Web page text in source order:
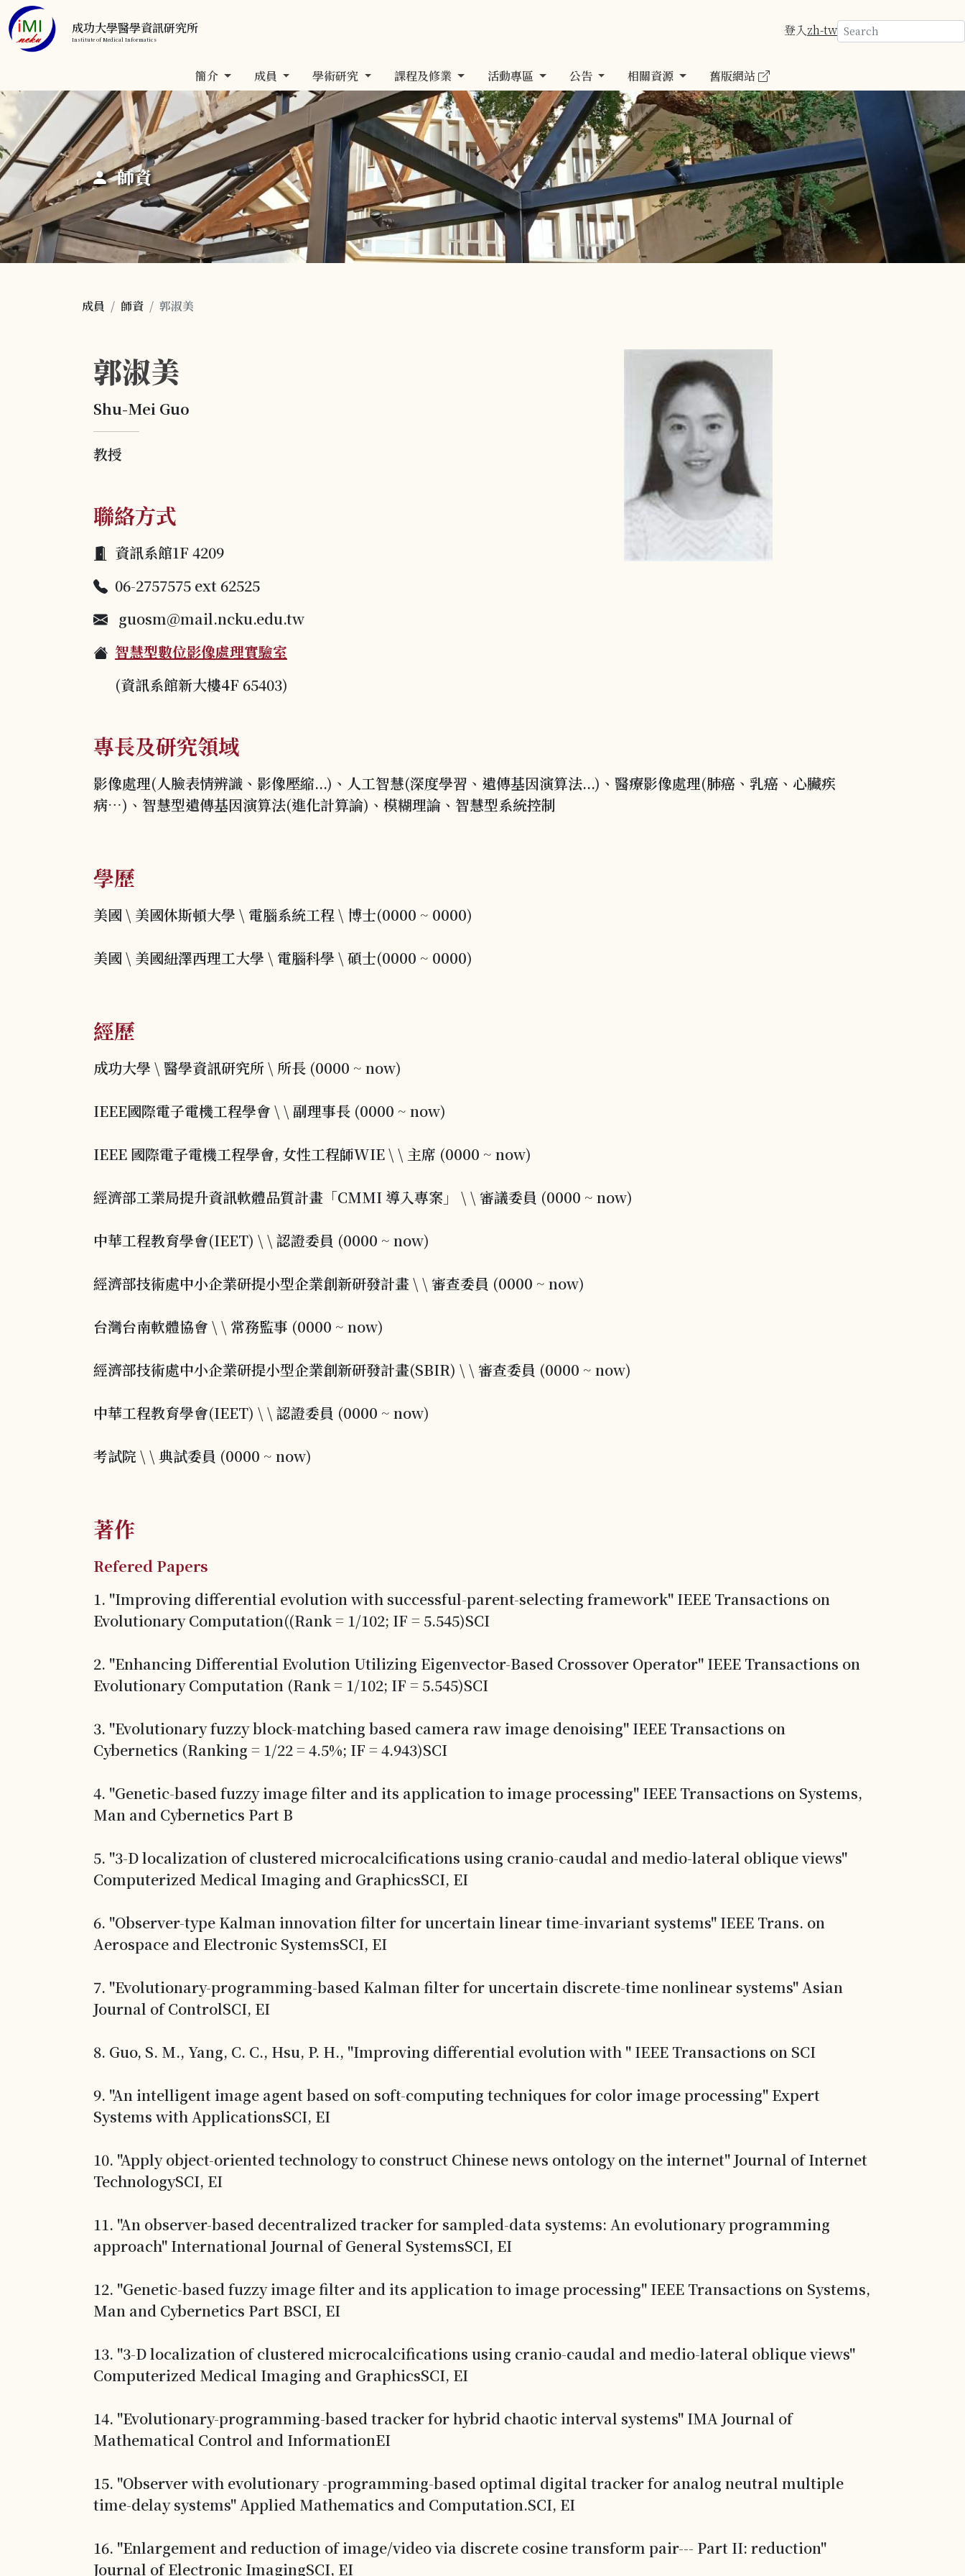
成功大學醫學資訊研究所
Institute of Medical Informatics
登入zh-tw
簡介 成員 學術研究 課程及修業 活動專區 公告 相關資源 舊版網站
師資
成員 師資 郭淑美
郭淑美
Shu-Mei Guo
教授
聯絡方式
資訊系館1F 4209
06-2757575 ext 62525
guosm@mail.ncku.edu.tw
智慧型數位影像處理實驗室
(資訊系館新大樓4F 65403)
專長及研究領域
影像處理(人臉表情辨識、影像壓縮...)、人工智慧(深度學習、遺傳基因演算法...)、醫療影像處理(肺癌、乳癌、心臟疾
病…)、智慧型遺傳基因演算法(進化計算論)、模糊理論、智慧型系統控制
學歷
美國 \ 美國休斯頓大學 \ 電腦系統工程 \ 博士(0000 ~ 0000)
美國 \ 美國紐澤西理工大學 \ 電腦科學 \ 碩士(0000 ~ 0000)
經歷
成功大學 \ 醫學資訊研究所 \ 所長 (0000 ~ now)
IEEE國際電子電機工程學會 \ \ 副理事長 (0000 ~ now)
IEEE 國際電子電機工程學會, 女性工程師WIE \ \ 主席 (0000 ~ now)
經濟部工業局提升資訊軟體品質計畫「CMMI 導入專案」 \ \ 審議委員 (0000 ~ now)
中華工程教育學會(IEET) \ \ 認證委員 (0000 ~ now)
經濟部技術處中小企業研提小型企業創新研發計畫 \ \ 審查委員 (0000 ~ now)
台灣台南軟體協會 \ \ 常務監事 (0000 ~ now)
經濟部技術處中小企業研提小型企業創新研發計畫(SBIR) \ \ 審查委員 (0000 ~ now)
中華工程教育學會(IEET) \ \ 認證委員 (0000 ~ now)
考試院 \ \ 典試委員 (0000 ~ now)
著作
Refered Papers
1. "Improving differential evolution with successful-parent-selecting framework" IEEE Transactions on
Evolutionary Computation((Rank = 1/102; IF = 5.545)SCI
2. "Enhancing Differential Evolution Utilizing Eigenvector-Based Crossover Operator" IEEE Transactions on
Evolutionary Computation (Rank = 1/102; IF = 5.545)SCI
3. "Evolutionary fuzzy block-matching based camera raw image denoising" IEEE Transactions on
Cybernetics (Ranking = 1/22 = 4.5%; IF = 4.943)SCI
4. "Genetic-based fuzzy image filter and its application to image processing" IEEE Transactions on Systems,
Man and Cybernetics Part B
5. "3-D localization of clustered microcalcifications using cranio-caudal and medio-lateral oblique views"
Computerized Medical Imaging and GraphicsSCI, EI
6. "Observer-type Kalman innovation filter for uncertain linear time-invariant systems" IEEE Trans. on
Aerospace and Electronic SystemsSCI, EI
7. "Evolutionary-programming-based Kalman filter for uncertain discrete-time nonlinear systems" Asian
Journal of ControlSCI, EI
8. Guo, S. M., Yang, C. C., Hsu, P. H., "Improving differential evolution with " IEEE Transactions on SCI
9. "An intelligent image agent based on soft-computing techniques for color image processing" Expert
Systems with ApplicationsSCI, EI
10. "Apply object-oriented technology to construct Chinese news ontology on the internet" Journal of Internet
TechnologySCI, EI
11. "An observer-based decentralized tracker for sampled-data systems: An evolutionary programming
approach" International Journal of General SystemsSCI, EI
12. "Genetic-based fuzzy image filter and its application to image processing" IEEE Transactions on Systems,
Man and Cybernetics Part BSCI, EI
13. "3-D localization of clustered microcalcifications using cranio-caudal and medio-lateral oblique views"
Computerized Medical Imaging and GraphicsSCI, EI
14. "Evolutionary-programming-based tracker for hybrid chaotic interval systems" IMA Journal of
Mathematical Control and InformationEI
15. "Observer with evolutionary -programming-based optimal digital tracker for analog neutral multiple
time-delay systems" Applied Mathematics and Computation.SCI, EI
16. "Enlargement and reduction of image/video via discrete cosine transform pair--- Part II: reduction"
Journal of Electronic ImagingSCI, EI